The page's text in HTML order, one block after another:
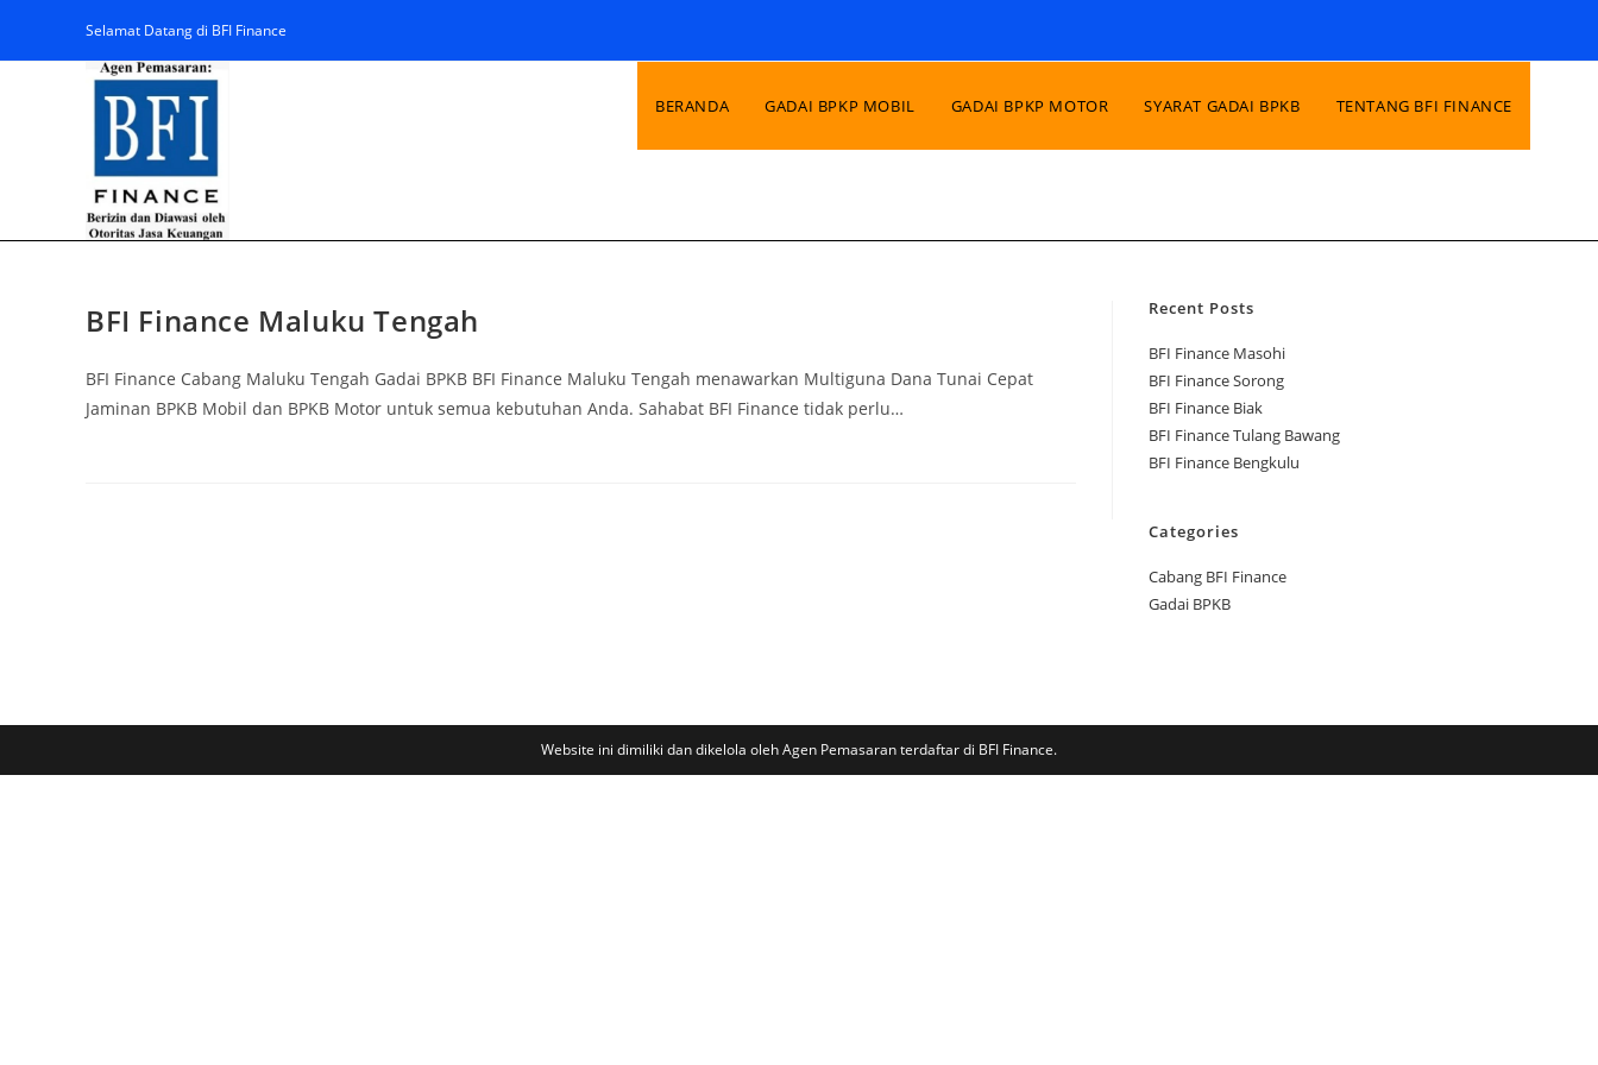
Selamat Datang di BFI Finance
BERANDA GADAI BPKP MOBIL GADAI BPKP MOTOR SYARAT GADAI BPKB TENTANG BFI FINANCE
BFI Finance Maluku Tengah
BFI Finance Cabang Maluku Tengah Gadai BPKB BFI Finance Maluku Tengah menawarkan Multiguna Dana Tunai Cepat
Jaminan BPKB Mobil dan BPKB Motor untuk semua kebutuhan Anda. Sahabat BFI Finance tidak perlu…
Recent Posts
BFI Finance Masohi
BFI Finance Sorong
BFI Finance Biak
BFI Finance Tulang Bawang
BFI Finance Bengkulu
Categories
Cabang BFI Finance
Gadai BPKB
Website ini dimiliki dan dikelola oleh Agen Pemasaran terdaftar di BFI Finance.